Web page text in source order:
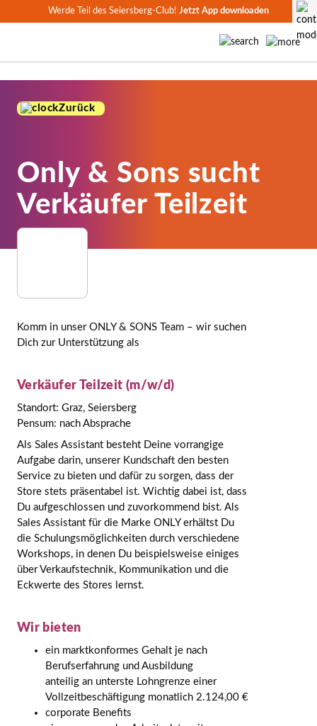
Werde Teil des Seiersberg-Club! Jetzt App downloaden
Zurück
Only & Sons sucht
Verkäufer Teilzeit
Komm in unser ONLY & SONS Team – wir suchen
Dich zur Unterstützung als
Verkäufer Teilzeit (m/w/d)
Standort: Graz, Seiersberg
Pensum: nach Absprache
Als Sales Assistant besteht Deine vorrangige
Aufgabe darin, unserer Kundschaft den besten
Service zu bieten und dafür zu sorgen, dass der
Store stets präsentabel ist. Wichtig dabei ist, dass
Du aufgeschlossen und zuvorkommend bist. Als
Sales Assistant für die Marke ONLY erhältst Du
die Schulungsmöglichkeiten durch verschiedene
Workshops, in denen Du beispielsweise einiges
über Verkaufstechnik, Kommunikation und die
Eckwerte des Stores lernst.
Wir bieten
ein marktkonformes Gehalt je nach
Berufserfahrung und Ausbildung
anteilig an unterste Lohngrenze einer
Vollzeitbeschäftigung monatlich 2.124,00 €
corporate Benefits